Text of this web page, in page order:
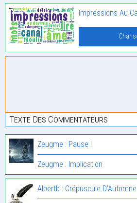
Impressions Au
Texte Des Commentateurs
Zeugme : Pause !
Zeugme : Implication
Albertb : Crépuscule D’Automne